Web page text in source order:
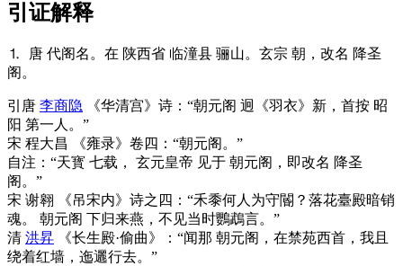
引证解释
⒈ 唐 代阁名。在 陕西省 临潼县 骊山。玄宗 朝，改名 降圣
阁。
引 唐 李商隐 《华清宫》诗：“朝元阁 迥《羽衣》新，首按 昭
阳 第一人。”
宋 程大昌 《雍录》卷四：“朝元阁。”
自注：“天寳 七载， 玄元皇帝 见于 朝元阁，即改名 降圣
阁。”
宋 谢翱 《吊宋内》诗之四：“禾黍何人为守閽？落花臺殿暗销
魂。 朝元阁 下归来燕，不见当时鸚鵡言。”
清 洪昇 《长生殿·偷曲》：“闻那 朝元阁，在禁苑西首，我且
绕着红墙，迤邐行去。”